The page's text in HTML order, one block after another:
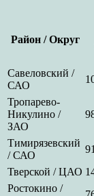
Район / Округ
Савеловский /
САО
Тропарево-
Никулино /
ЗАО
Тимирязевский
/ САО
Тверской / ЦАО
Ростокино /